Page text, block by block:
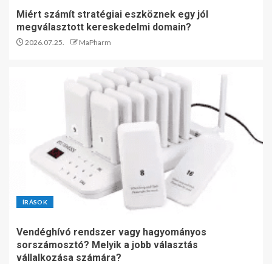
Miért számít stratégiai eszköznek egy jól
megválasztott kereskedelmi domain?
2026.07.25. MaPharm
ÍRÁSOK
Vendéghívó rendszer vagy hagyományos
sorszámosztó? Melyik a jobb választás
vállalkozása számára?